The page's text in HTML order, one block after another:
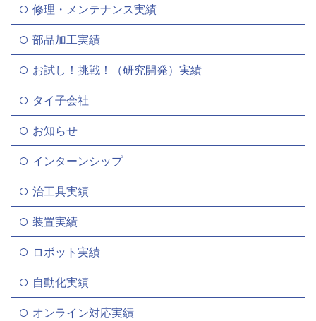
修理・メンテナンス実績
部品加工実績
お試し！挑戦！（研究開発）実績
タイ子会社
お知らせ
インターンシップ
治工具実績
装置実績
ロボット実績
自動化実績
オンライン対応実績